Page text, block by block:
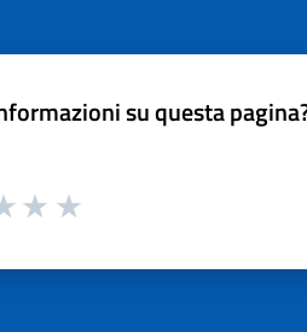
su questa